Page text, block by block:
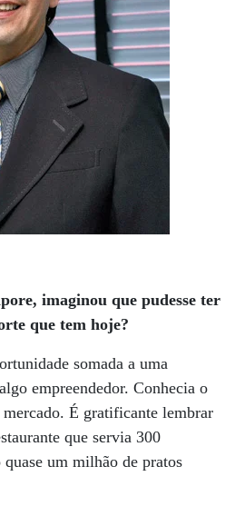
imaginou que pudesse ter
que tem hoje?
somada a uma
empreendedor. Conhecia o
É gratificante lembrar
que servia 300
um milhão de pratos